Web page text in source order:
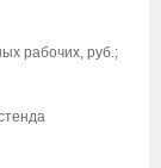
рабочих, руб.;